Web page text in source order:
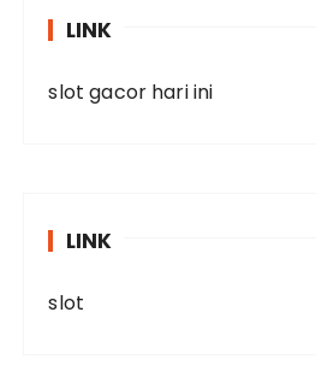
LINK
slot gacor hari ini
LINK
slot